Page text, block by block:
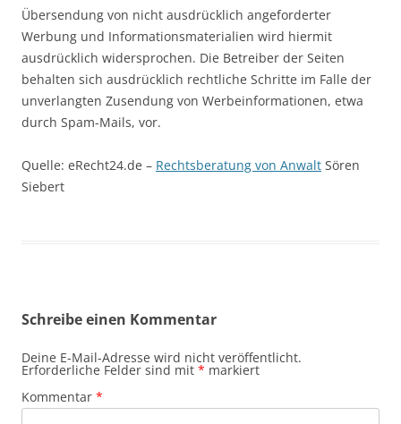
Übersendung von nicht ausdrücklich angeforderter
Werbung und Informationsmaterialien wird hiermit
ausdrücklich widersprochen. Die Betreiber der Seiten
behalten sich ausdrücklich rechtliche Schritte im Falle der
unverlangten Zusendung von Werbeinformationen, etwa
durch Spam-Mails, vor.
Quelle: eRecht24.de – Rechtsberatung von Anwalt Sören
Siebert
Schreibe einen Kommentar
Deine E-Mail-Adresse wird nicht veröffentlicht.
Erforderliche Felder sind mit * markiert
Kommentar *